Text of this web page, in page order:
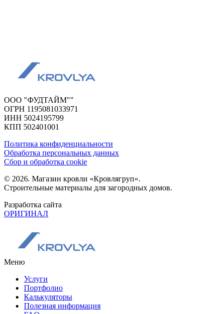
ООО "ФУДТАЙМ""
ОГРН 1195081033971
ИНН 5024195799
КПП 502401001
Политика конфиденциальности
Обработка персональных данных
Сбор и обработка cookie
© 2026. Магазин кровли «Кровлягруп».
Строительные материалы для загородных домов.
Разработка сайта
ОРИГИНАЛ
Меню
Услуги
Портфолио
Калькуляторы
Полезная информация